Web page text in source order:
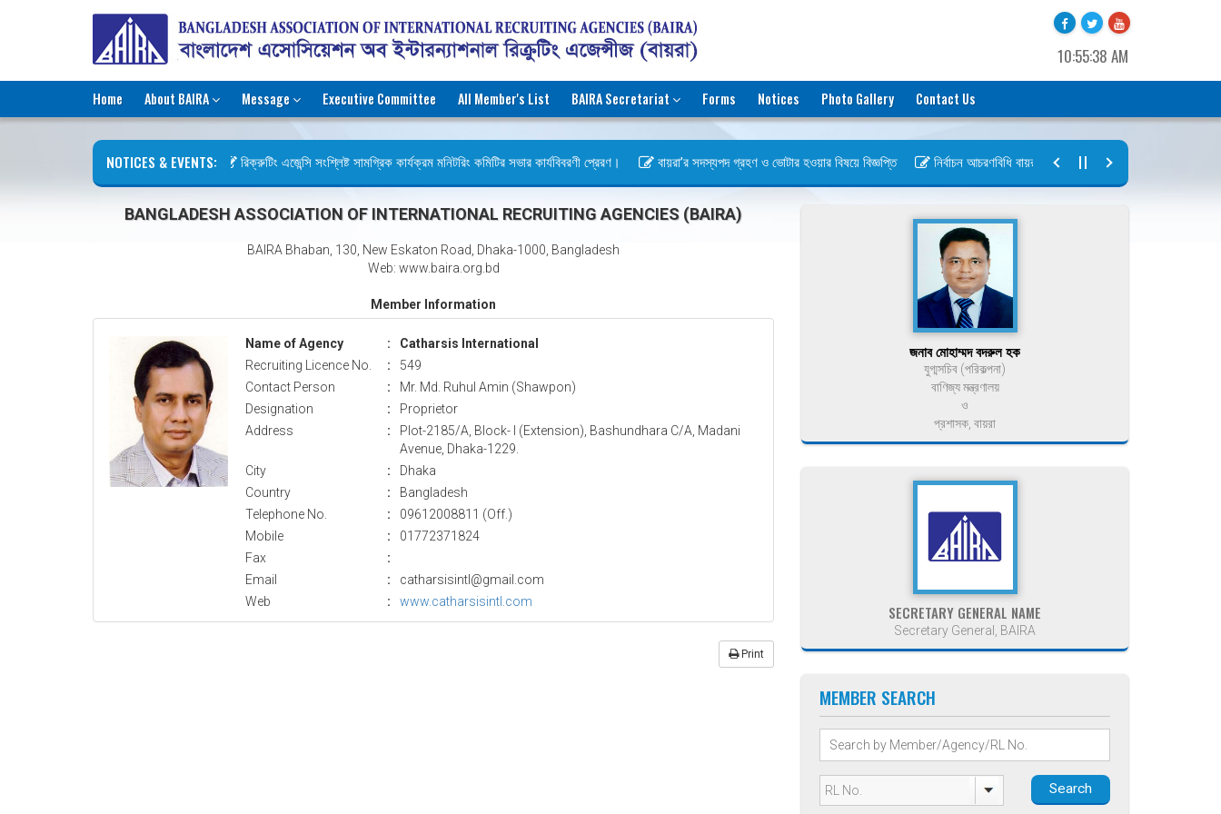
10:55:38 AM
Home About BAIRA Message Executive Committee All Member's List BAIRA Secretariat Forms Notices Photo Gallery Contact Us
NOTICES & EVENTS: রিক্রুটিং এজেন্সি সংশ্লিষ্ট সামগ্রিক কার্যক্রম মনিটরিং কমিটির সভার কার্যবিবরণী প্রেরণ। বায়রা’র সদস্যপদ গ্রহণ ও ভোটার হওয়ার বিষয়ে বিজ্ঞপ্তি নির্বাচন আচরণবিধি বায়রা ২০২৬-২০২৮
BANGLADESH ASSOCIATION OF INTERNATIONAL RECRUITING AGENCIES (BAIRA)
BAIRA Bhaban, 130, New Eskaton Road, Dhaka-1000, Bangladesh
Web: www.baira.org.bd
Member Information
Name of Agency :
Catharsis International
Recruiting Licence No.
:
549
Contact Person
:
Mr. Md. Ruhul Amin (Shawpon)
Designation
:
Proprietor
Address
:
Plot-2185/A, Block- I (Extension), Bashundhara C/A, Madani
Avenue, Dhaka-1229.
City
:
Dhaka
Country
:
Bangladesh
Telephone No.
:
09612008811 (Off.)
Mobile
:
01772371824
Fax
:
Email
:
catharsisintl@gmail.com
Web
: www.catharsisintl.com
Print
জনাব মোহাম্মদ বদরুল হক
যুগ্মসচিব (পরিকল্পনা)
বাণিজ্য মন্ত্রণালয়
ও
প্রশাসক, বায়রা
SECRETARY GENERAL NAME
Secretary General, BAIRA
MEMBER SEARCH
Search